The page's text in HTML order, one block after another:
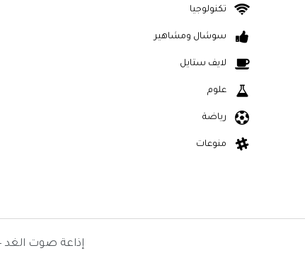
تكنولوجيا
سوشال ومشاهير
لايف ستايل
علوم
رياضة
منوعات
إذاعة صوت الغد